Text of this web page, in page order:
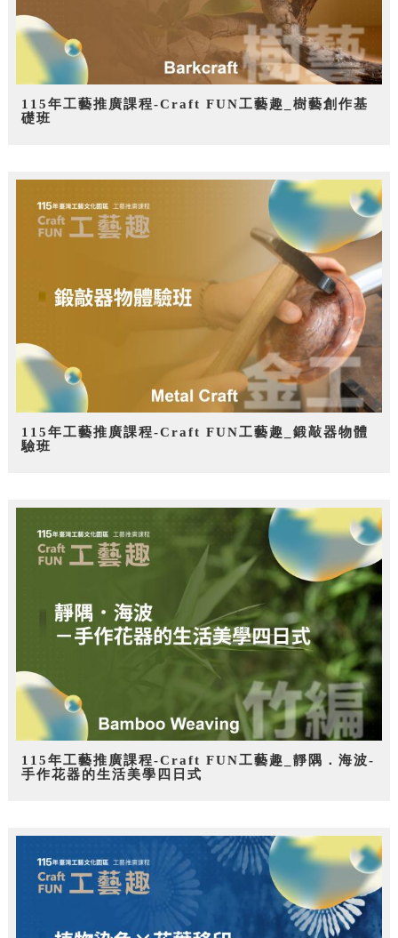
115年工藝推廣課程-Craft FUN工藝趣_樹藝創作基
礎班
115年工藝推廣課程-Craft FUN工藝趣_鍛敲器物體
驗班
115年工藝推廣課程-Craft FUN工藝趣_靜隅．海波-
手作花器的生活美學四日式